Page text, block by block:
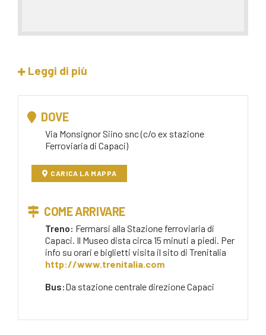
Leggi di più
DOVE
Via Monsignor Siino snc (c/o ex stazione
Ferroviaria di Capaci)
CARICA LA MAPPA
COME ARRIVARE
Treno: Fermarsi alla Stazione ferroviaria di
Capaci. Il Museo dista circa 15 minuti a piedi. Per
info su orari e biglietti visita il sito di Trenitalia
http://www.trenitalia.com
Bus:Da stazione centrale direzione Capaci